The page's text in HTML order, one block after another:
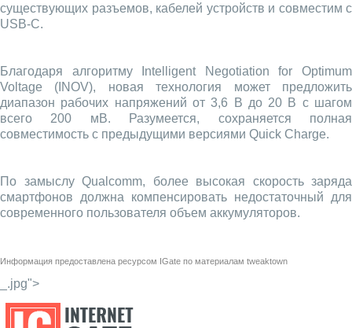
существующих разъемов, кабелей устройств и совместим с
USB-C.
Благодаря алгоритму Intelligent Negotiation for Optimum
Voltage (INOV), новая технология может предложить
диапазон рабочих напряжений от 3,6 В до 20 В с шагом
всего 200 мВ. Разумеется, сохраняется полная
совместимость с предыдущими версиями Quick Charge.
По замыслу Qualcomm, более высокая скорость заряда
смартфонов должна компенсировать недостаточный для
современного пользователя объем аккумуляторов.
Информация предоставлена ресурсом IGate по материалам tweaktown
_.jpg">